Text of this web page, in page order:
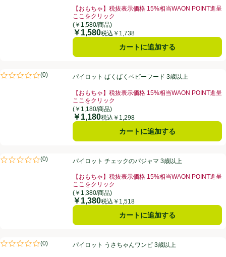
【おもちゃ】税抜表示価格 15%相当WAON POINT進呈
ここをクリック
お買い得品名：【おもちゃ】税抜表示価格 15%相当
(￥1,580/商品)
価格
￥1,580税込￥1,738
カートに追加する
パイロット ぱくぱくベビーフード 3歳以上
(0)
評価は0件のレビューで5点中0.0点。パイロット ぱくぱくベビーフード 3歳以上
【おもちゃ】税抜表示価格 15%相当WAON POINT進呈
ここをクリック
お買い得品名：【おもちゃ】税抜表示価格 15%相当
(￥1,180/商品)
価格
￥1,180税込￥1,298
カートに追加する
パイロット チェックのパジャマ 3歳以上
(0)
評価は0件のレビューで5点中0.0点。パイロット チェックのパジャマ 3歳以上
【おもちゃ】税抜表示価格 15%相当WAON POINT進呈
ここをクリック
お買い得品名：【おもちゃ】税抜表示価格 15%相当
(￥1,380/商品)
価格
￥1,380税込￥1,518
カートに追加する
パイロット うさちゃんワンピ 3歳以上
(0)
評価は0件のレビューで5点中0.0点。パイロット うさちゃんワンピ 3歳以上